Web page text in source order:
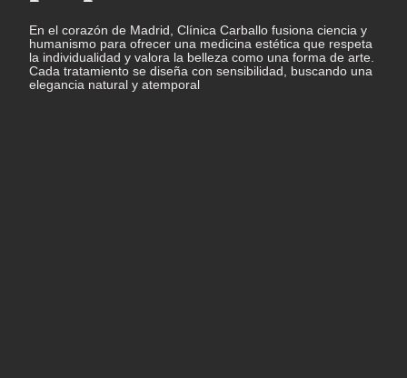
En el corazón de Madrid, Clínica Carballo fusiona ciencia y
humanismo para ofrecer una medicina estética que respeta
la individualidad y valora la belleza como una forma de arte.
Cada tratamiento se diseña con sensibilidad, buscando una
elegancia natural y atemporal